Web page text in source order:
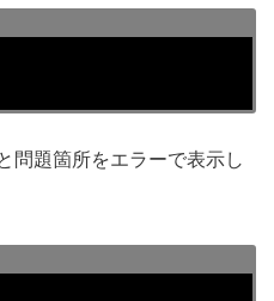
問題箇所をエラーで表示し